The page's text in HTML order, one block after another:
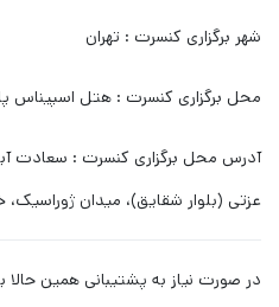
شهر برگزاری کنسرت : تهران
محل برگزاری کنسرت : هتل اسپیناس
آدرس محل برگزاری کنسرت : سعادت
عزتی (بلوار شقایق)، میدان
در صورت نیاز به پشتیبانی همین حالا